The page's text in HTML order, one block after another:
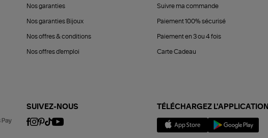
Nos garanties
Nos garanties Bijoux
Nos offres & conditions
Nos offres d'emploi
Suivre ma commande
Paiement 100% sécurisé
Paiement en 3 ou 4 fois
Carte Cadeau
SUIVEZ-NOUS TÉLÉCHARGEZ L'APPLICATION